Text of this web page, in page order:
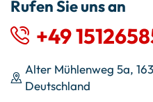
Rufen Sie uns an
+49
Alter Mühlenweg 5a,
Deutschland